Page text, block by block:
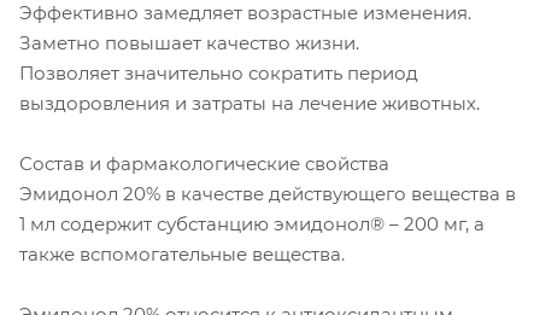
Эффективно замедляет возрастные изменения.
Заметно повышает качество жизни.
Позволяет значительно сократить период
выздоровления и затраты на лечение животных.
Состав и фармакологические свойства
Эмидонол 20% в качестве действующего вещества в
1 мл содержит субстанцию эмидонол® – 200 мг, а
также вспомогательные вещества.